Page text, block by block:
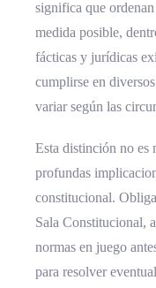
significa que
medida posible,
fácticas y jurídicas
cumplirse en
variar según las
Esta distinción no es
profundas
constitucional.
Sala Constitucional,
normas en juego
para resolver